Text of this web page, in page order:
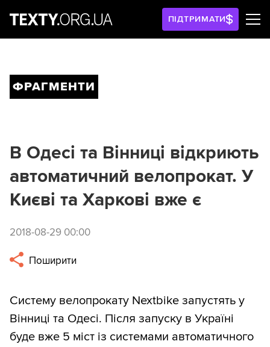
ПІДТРИМАТИ
ФРАГМЕНТИ
В Одесі та Вінниці відкриють
автоматичний велопрокат. У
Києві та Харкові вже є
2018-08-29 00:00
Поширити
Систему велопрокату Nextbike запустять у
Вінниці та Одесі. Після запуску в Україні
буде вже 5 міст із системами автоматичного